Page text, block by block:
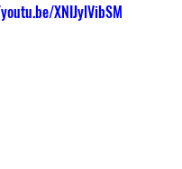
XNIJylVibSM